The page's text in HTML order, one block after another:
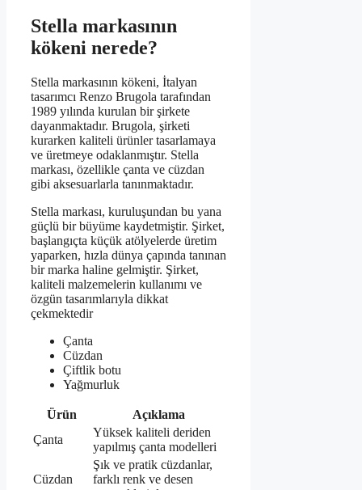
Stella markasının
kökeni nerede?
Stella markasının kökeni, İtalyan
tasarımcı Renzo Brugola tarafından
1989 yılında kurulan bir şirkete
dayanmaktadır. Brugola, şirketi
kurarken kaliteli ürünler tasarlamaya
ve üretmeye odaklanmıştır. Stella
markası, özellikle çanta ve cüzdan
gibi aksesuarlarla tanınmaktadır.
Stella markası, kuruluşundan bu yana
güçlü bir büyüme kaydetmiştir. Şirket,
başlangıçta küçük atölyelerde üretim
yaparken, hızla dünya çapında tanınan
bir marka haline gelmiştir. Şirket,
kaliteli malzemelerin kullanımı ve
özgün tasarımlarıyla dikkat
çekmektedir
Çanta
Cüzdan
Çiftlik botu
Yağmurluk
Ürün
Açıklama
Çanta
Yüksek kaliteli deriden
yapılmış çanta modelleri
Cüzdan
Şık ve pratik cüzdanlar,
farklı renk ve desen